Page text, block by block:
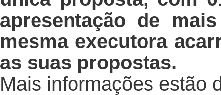
apresentação de
mesma executora
as suas propostas.
Mais informações estão